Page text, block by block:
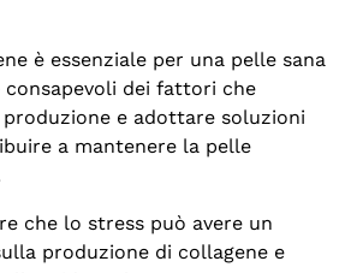
è essenziale per una pelle sana
consapevoli dei fattori che
e adottare soluzioni
a mantenere la pelle
che lo stress può avere un
produzione di collagene e